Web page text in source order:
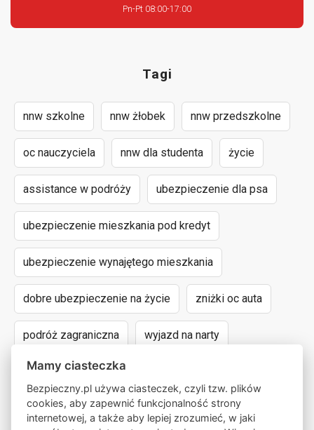
Pn-Pt 08:00-17:00
Tagi
nnw szkolne nnw żłobek nnw przedszkolne
oc nauczyciela nnw dla studenta życie
assistance w podróży ubezpieczenie dla psa
ubezpieczenie mieszkania pod kredyt
ubezpieczenie wynajętego mieszkania
dobre ubezpieczenie na życie zniżki oc auta
podróż zagraniczna wyjazd na narty
assistance dla aut powyżej 15 lat
następstwa nieszczęśliwych wypadków
Mamy ciasteczka
Bezpieczny.pl używa ciasteczek, czyli tzw. plików
cookies, aby zapewnić funkcjonalność strony
internetowej, a także aby lepiej zrozumieć, w jaki